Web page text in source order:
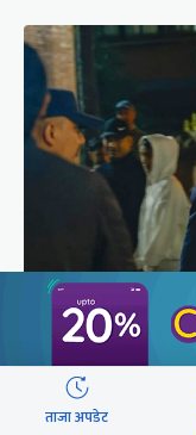
शेरबहादुर देउवा
ताजा अपडेट